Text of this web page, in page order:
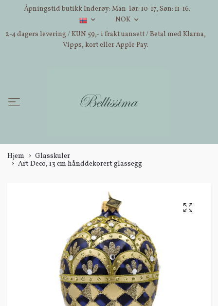
Åpningstid butikk Inderøy: Man-lør: 10-17, Søn: 11-16.
NOK
2-4 dagers levering / KUN 59,- i frakt uansett / Betal med Klarna,
Vipps, kort eller Apple Pay.
Hjem
Glasskuler
Art Deco, 13 cm hånddekorert glassegg